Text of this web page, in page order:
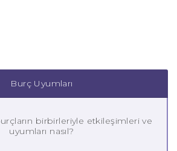
Burç Uyumları
birbirleriyle etkileşimleri ve
uyumları nasıl?